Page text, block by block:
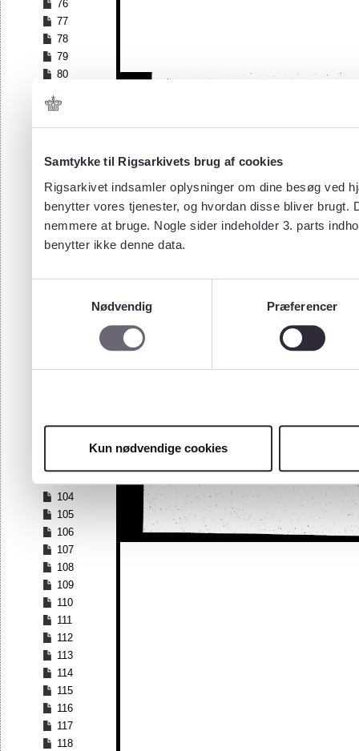
Samtykke til Rigsarkivets brug af cookies
Rigsarkivet indsamler oplysninger om dine besøg ved
benytter vores tjenester, og hvordan disse bliver
nemmere at bruge. Nogle sider indeholder 3. parts
benytter ikke denne data.
Nødvendig
Præferencer
Kun nødvendige cookies
76
77
78
79
80
82
83
85
87
88
89
90
97
100
104
105
106
107
108
109
110
111
112
113
114
115
116
117
118